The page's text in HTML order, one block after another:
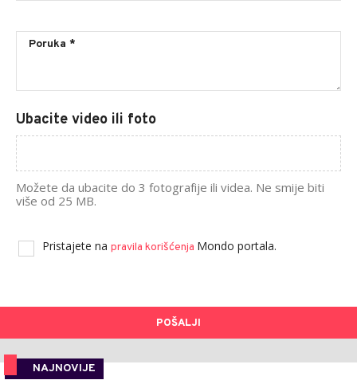
Ubacite video ili foto
Možete da ubacite do 3 fotografije ili videa. Ne smije biti
više od 25 MB.
Pristajete na pravila korišćenja Mondo portala.
POŠALJI
NAJNOVIJE